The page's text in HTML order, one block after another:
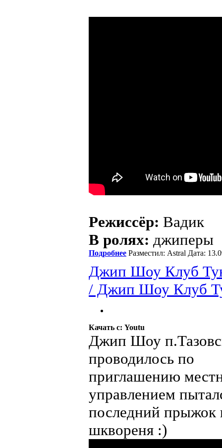
Режиссёр: Вадик
В ролях: джиперы
Подробнее Разместил: Astral Дата:
Джип Шоу Клуб
/ Джип Шоу Клуб
Качать с: Youtu
Джип Шоу
проводилось по
приглашению
управлением
последний прыжок
шквореня :)